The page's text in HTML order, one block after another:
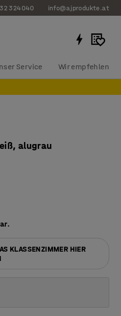
324040 info@ajprodukte.at
Service Wir empfehlen
alugrau
KLASSENZIMMER HIER